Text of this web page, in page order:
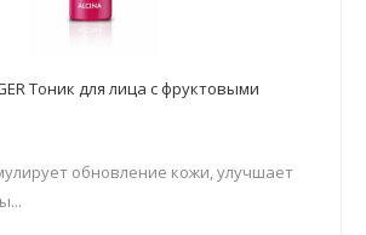
Тоник для лица с фруктовыми
обновление кожи, улучшает